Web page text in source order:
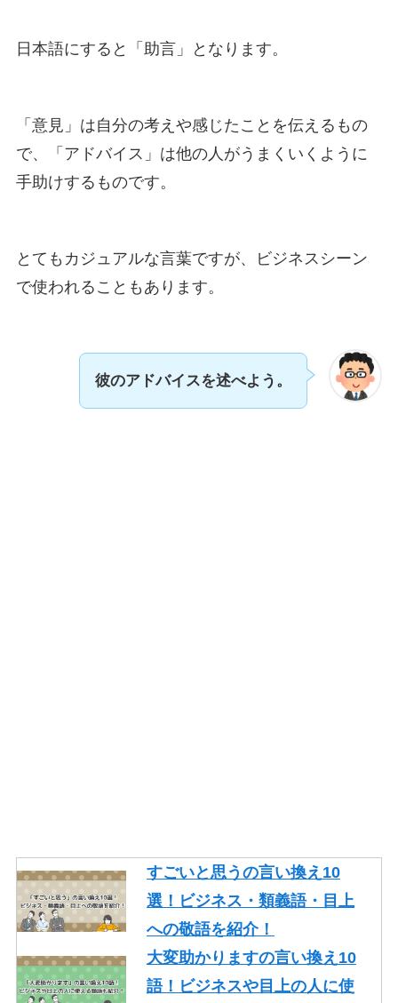
日本語にすると「助言」となります。
「意見」は自分の考えや感じたことを伝えるもの
で、「アドバイス」は他の人がうまくいくように
手助けするものです。
とてもカジュアルな言葉ですが、ビジネスシーン
で使われることもあります。
彼のアドバイスを述べよう。
すごいと思うの言い換え10
選！ビジネス・類義語・目上
への敬語を紹介！
大変助かりますの言い換え10
語！ビジネスや目上の人に使